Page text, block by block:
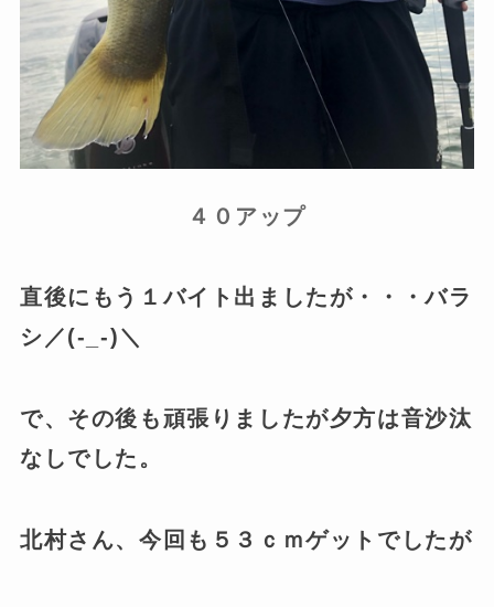
４０アップ
直後にもう１バイト出ましたが・・・バラ
シ／(-_-)＼
で、その後も頑張りましたが夕方は音沙汰
なしでした。
北村さん、今回も５３ｃｍゲットでしたが